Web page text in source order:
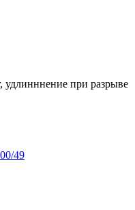
удлинннение при разрыве
49